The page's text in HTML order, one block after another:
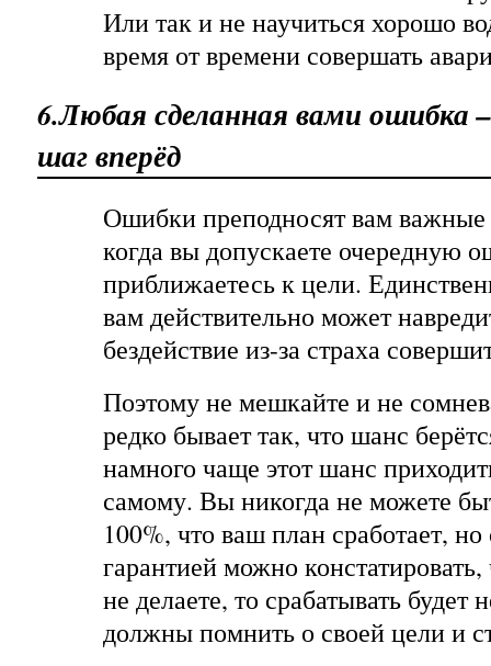
Или так и не научиться хорошо
время от времени совершать
6.Любая сделанная вами ошибка
шаг вперёд
Ошибки преподносят вам
когда вы допускаете очередную
приближаетесь к цели.
вам действительно может
бездействие из-за страха
Поэтому не мешкайте и не
редко бывает так, что шанс
намного чаще этот шанс
самому. Вы никогда не можете
100%, что ваш план сработает,
гарантией можно
не делаете, то срабатывать будет
должны помнить о своей цели и